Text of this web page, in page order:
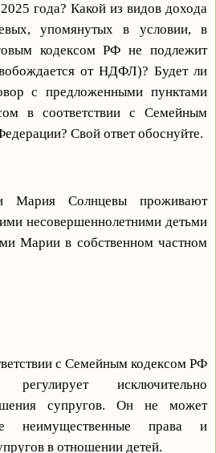
года? Какой из видов дохода
упомянутых в условии, в
кодексом РФ не подлежит
от НДФЛ)? Будет ли
с предложенными пунктами
в соответствии с Семейным
Свой ответ обоснуйте.
Солнцевы проживают
несовершеннолетними детьми
Марии в собственном частном
с Семейным кодексом РФ
исключительно
супругов. Он не может
неимущественные права и
в отношении детей.